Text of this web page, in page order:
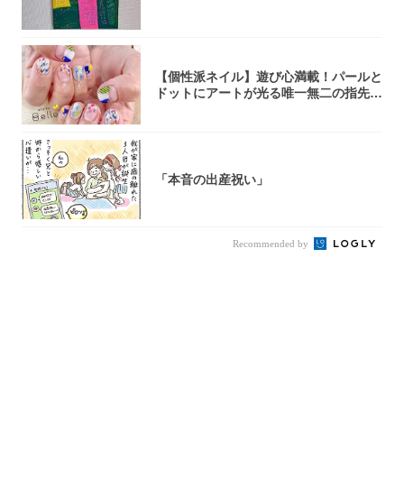
【個性派ネイル】遊び心満載！パールと
ドットにアートが光る唯一無二の指先が
「本音の出産祝い」
Recommended by